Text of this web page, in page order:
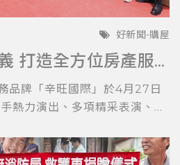
好新聞-購屋
辛旺國際深耕嘉義 打造全方位房產服務平台 與在地青年共創希望藍圖
品牌「辛旺國際」於4月27日
熱力演出、多項精采表演、...